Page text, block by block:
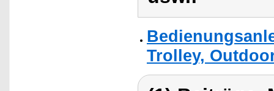
Trolley,